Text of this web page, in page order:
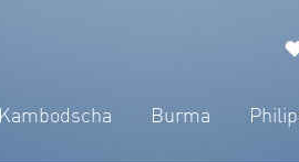
Kambodscha Burma